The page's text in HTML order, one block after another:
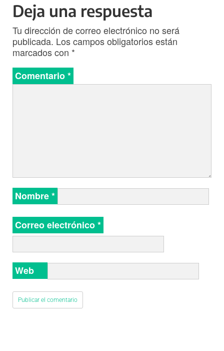
Deja una respuesta
Tu dirección de correo electrónico no será
publicada. Los campos obligatorios están
marcados con *
Comentario*
Nombre*
Correo electrónico*
Web